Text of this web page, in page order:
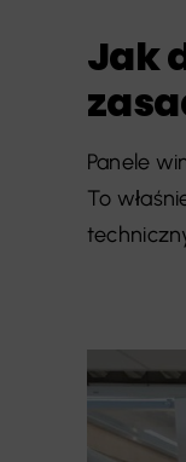
Jak
Panele
To